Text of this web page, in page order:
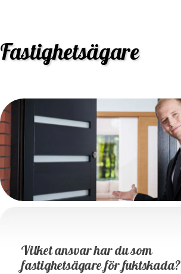
STAMBYTE
BLOGG
Fastighetsägare
Vilket ansvar har du som
fastighetsägare för fuktskada?